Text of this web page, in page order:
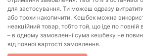
для застосування. Ти можеш одразу
або трохи накопичити. Кешбек можна
неакційний товар, тобто той, що іде по повній
– в одному замовленні сума кешбеку не
від повної вартості замовлення.